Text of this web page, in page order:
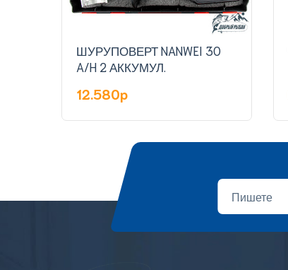
ШУРУПОВЕРТ NANWEI 30
A/H 2 АККУМУЛ.
12.580p